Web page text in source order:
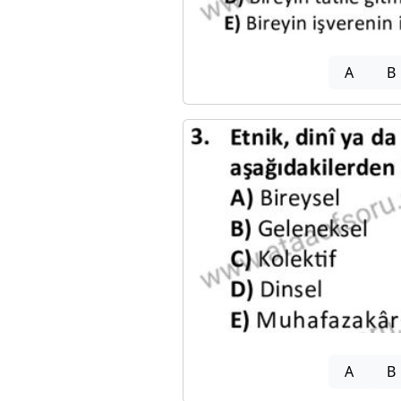
A B
A B